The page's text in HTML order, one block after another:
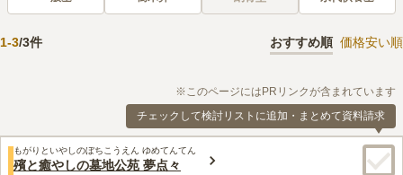
1-3/3件 おすすめ順 価格安い順
※このページにはPRリンクが含まれています
チェックして検討リストに追加・まとめて資料請求
もがりといやしのぼちこうえん ゆめてんてん
殯と癒やしの墓地公苑 夢点々